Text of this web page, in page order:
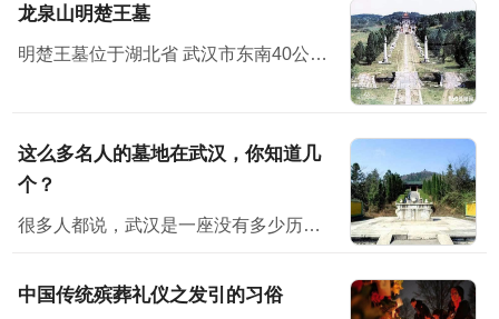
龙泉山明楚王墓
明楚王墓位于湖北省 武汉市东南40公里处
这么多名人的墓地在武汉，你知道几
个？
很多人都说，武汉是一座没有多少历史感的城市。但其实不然，它有它的韵味。也许，你在武汉没有见过多少历史古迹、文物等，但其实它就隐藏在你身边，只是你没有发现而已。不说别的，位于武汉的古墓地就有多座...
中国传统殡葬礼仪之发引的习俗